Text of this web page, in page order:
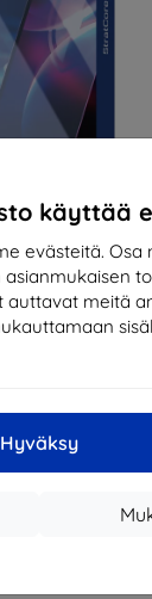
käyttää
evästeitä. Osa
auttavat meitä
Hyväksy